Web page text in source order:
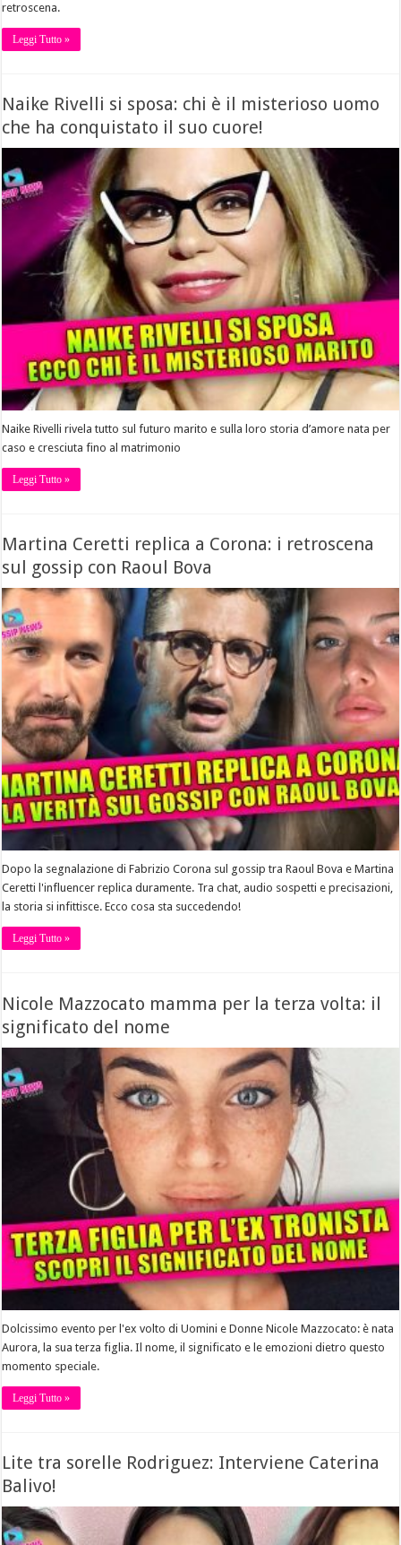
retroscena.
Leggi Tutto »
Naike Rivelli si sposa: chi è il misterioso uomo
che ha conquistato il suo cuore!
Naike Rivelli rivela tutto sul futuro marito e sulla loro storia d’amore nata per
caso e cresciuta fino al matrimonio
Leggi Tutto »
Martina Ceretti replica a Corona: i retroscena
sul gossip con Raoul Bova
Dopo la segnalazione di Fabrizio Corona sul gossip tra Raoul Bova e Martina
Ceretti l'influencer replica duramente. Tra chat, audio sospetti e precisazioni,
la storia si infittisce. Ecco cosa sta succedendo!
Leggi Tutto »
Nicole Mazzocato mamma per la terza volta: il
significato del nome
Dolcissimo evento per l'ex volto di Uomini e Donne Nicole Mazzocato: è nata
Aurora, la sua terza figlia. Il nome, il significato e le emozioni dietro questo
momento speciale.
Leggi Tutto »
Lite tra sorelle Rodriguez: Interviene Caterina
Balivo!